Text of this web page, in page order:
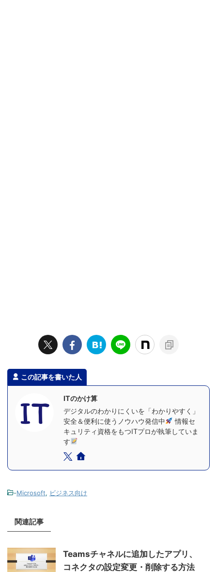
この記事を書いた人
ITのかけ算
デジタルのわかりにくいを「わかりやすく」
安全＆便利に使うノウハウ発信中
情報セ
キュリティ資格をもつITプロが執筆していま
す
-Microsoft, ビジネス向け
関連記事
Teamsチャネルに追加したアプリ、
コネクタの設定変更・削除する方法